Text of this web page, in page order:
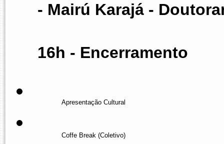
- Mairú Karajá -
16h - Encerramento
Apresentação Cultural
Coffe Break (Coletivo)